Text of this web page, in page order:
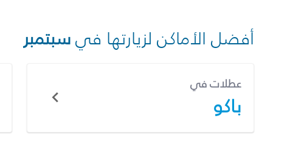
أفضل الأماكن لزيارتها فيسبتمبر
عطلات في
باكو